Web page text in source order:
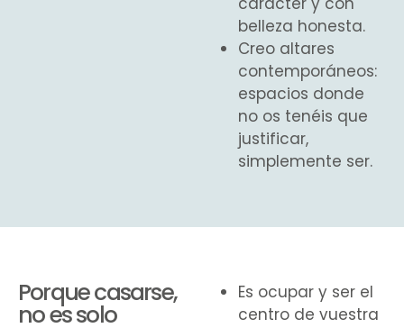
belleza honesta.
Creo altares
contemporáneos:
espacios donde
no os tenéis que
justificar,
simplemente ser.
Porque casarse,
no es solo
Es ocupar y ser el
centro de vuestra